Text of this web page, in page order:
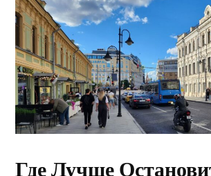
Где Лучше